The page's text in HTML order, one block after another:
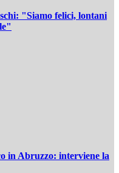
"Siamo felici, lontani
in Abruzzo: interviene la